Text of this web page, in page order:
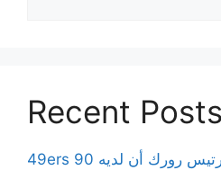
Recent Posts
49ers 90 في 90: هل سيظهر كورتيس رورك أن لديه